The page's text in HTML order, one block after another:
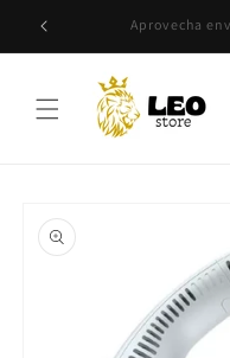
directamente
Aprovecha
a la
información